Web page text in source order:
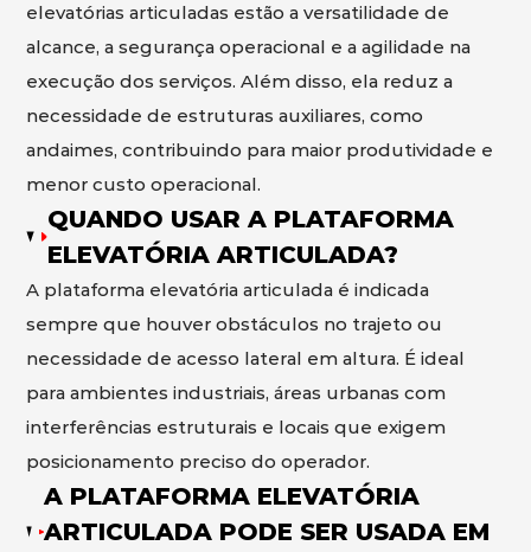
elevatórias articuladas estão a versatilidade de
alcance, a segurança operacional e a agilidade na
execução dos serviços. Além disso, ela reduz a
necessidade de estruturas auxiliares, como
andaimes, contribuindo para maior produtividade e
menor custo operacional.
QUANDO USAR A PLATAFORMA
ELEVATÓRIA ARTICULADA?
A plataforma elevatória articulada é indicada
sempre que houver obstáculos no trajeto ou
necessidade de acesso lateral em altura. É ideal
para ambientes industriais, áreas urbanas com
interferências estruturais e locais que exigem
posicionamento preciso do operador.
A PLATAFORMA ELEVATÓRIA
ARTICULADA PODE SER USADA EM